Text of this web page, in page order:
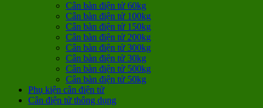
Cân bàn điện tử 60kg
Cân bàn điện tử 100kg
Cân bàn điện tử 150kg
Cân bàn điện tử 200kg
Cân bàn điện tử 300kg
Cân bàn điện tử 30kg
Cân bàn điện tử 500kg
Cân bàn điện tử 50kg
Phụ kiện cân điện tử
Cân điện tử thông dụng